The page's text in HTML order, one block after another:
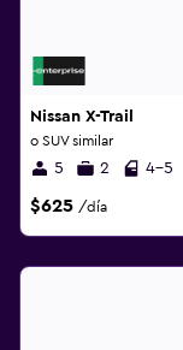
Nissan X-Trail
o SUV similar
5 2 4-5
$625 /día